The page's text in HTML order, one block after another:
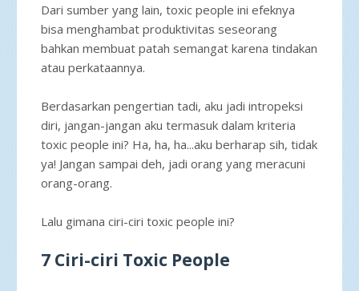
Dari sumber yang lain, toxic people ini efeknya
bisa menghambat produktivitas seseorang
bahkan membuat patah semangat karena tindakan
atau perkataannya.
Berdasarkan pengertian tadi, aku jadi intropeksi
diri, jangan-jangan aku termasuk dalam kriteria
toxic people ini? Ha, ha, ha...aku berharap sih, tidak
ya! Jangan sampai deh, jadi orang yang meracuni
orang-orang.
Lalu gimana ciri-ciri toxic people ini?
7 Ciri-ciri Toxic People